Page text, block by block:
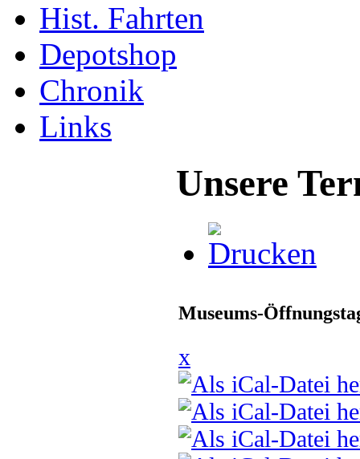
Hist. Fahrten
Depotshop
Chronik
Links
Unsere
Museums-
x